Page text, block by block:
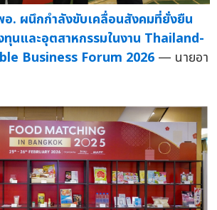
อ. ผนึกกำลังขับเคลื่อนสังคมที่ยั่งยืน
ทุนและอุตสาหกรรมในงาน Thailand-
Business Forum 2026 — นายอา